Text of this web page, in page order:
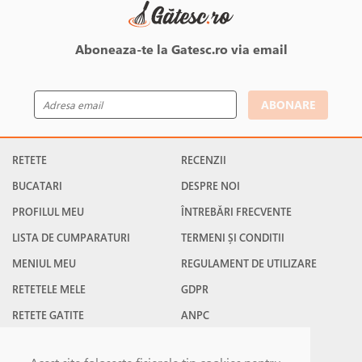
Aboneaza-te la Gatesc.ro via email
ABONARE
RETETE
BUCATARI
PROFILUL MEU
LISTA DE CUMPARATURI
MENIUL MEU
RETETELE MELE
RETETE GATITE
RECENZII
DESPRE NOI
ÎNTREBĂRI FRECVENTE
TERMENI ȘI CONDITII
REGULAMENT DE UTILIZARE
GDPR
ANPC